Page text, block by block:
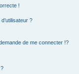
!
?
de me connecter !?